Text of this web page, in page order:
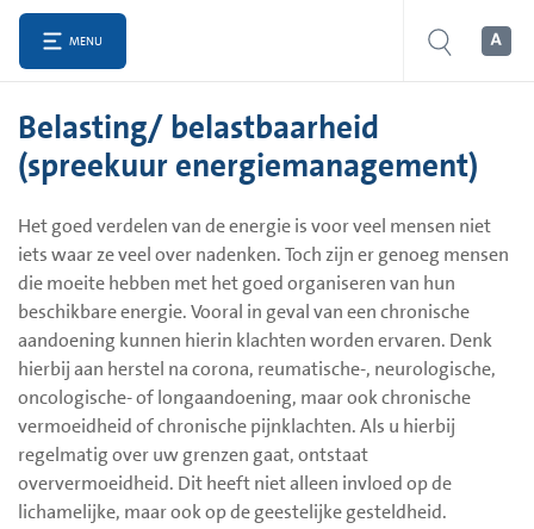
MENU
Belasting/ belastbaarheid
(spreekuur energiemanagement)
Het goed verdelen van de energie is voor veel mensen niet
iets waar ze veel over nadenken. Toch zijn er genoeg mensen
die moeite hebben met het goed organiseren van hun
beschikbare energie. Vooral in geval van een chronische
aandoening kunnen hierin klachten worden ervaren. Denk
hierbij aan herstel na corona, reumatische-, neurologische,
oncologische- of longaandoening, maar ook chronische
vermoeidheid of chronische pijnklachten. Als u hierbij
regelmatig over uw grenzen gaat, ontstaat
oververmoeidheid. Dit heeft niet alleen invloed op de
lichamelijke, maar ook op de geestelijke gesteldheid.